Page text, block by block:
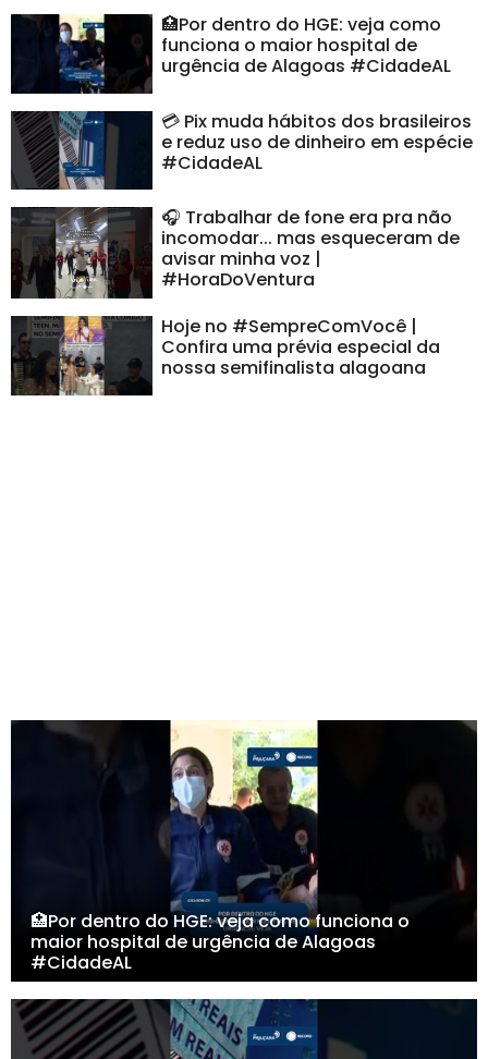
🏥Por dentro do HGE: veja como
funciona o maior hospital de
urgência de Alagoas #CidadeAL
💳 Pix muda hábitos dos brasileiros
e reduz uso de dinheiro em espécie
#CidadeAL
🎧 Trabalhar de fone era pra não
incomodar... mas esqueceram de
avisar minha voz |
#HoraDoVentura
Hoje no #SempreComVocê |
Confira uma prévia especial da
nossa semifinalista alagoana
🏥Por dentro do HGE: veja como funciona o
maior hospital de urgência de Alagoas
#CidadeAL